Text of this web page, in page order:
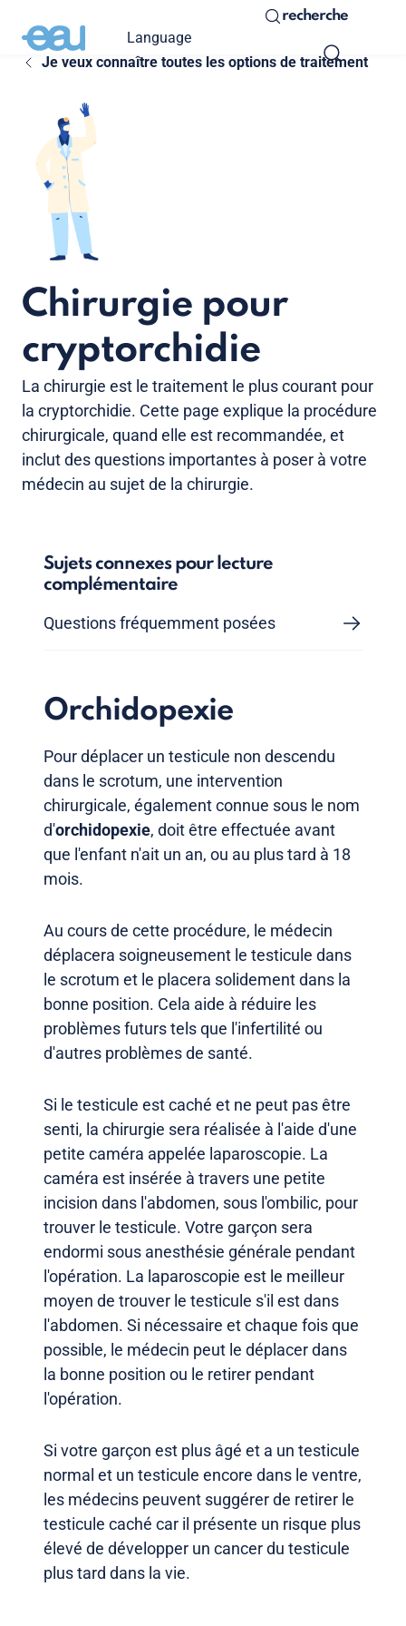
Language
recherche
Je veux connaître toutes les options de traitement
Chirurgie pour
cryptorchidie
La chirurgie est le traitement le plus courant pour
la cryptorchidie. Cette page explique la procédure
chirurgicale, quand elle est recommandée, et
inclut des questions importantes à poser à votre
médecin au sujet de la chirurgie.
Sujets connexes pour lecture
complémentaire
Questions fréquemment posées
Orchidopexie
Pour déplacer un testicule non descendu
dans le scrotum, une intervention
chirurgicale, également connue sous le nom
d'orchidopexie, doit être effectuée avant
que l'enfant n'ait un an, ou au plus tard à 18
mois.
Au cours de cette procédure, le médecin
déplacera soigneusement le testicule dans
le scrotum et le placera solidement dans la
bonne position. Cela aide à réduire les
problèmes futurs tels que l'infertilité ou
d'autres problèmes de santé.
Si le testicule est caché et ne peut pas être
senti, la chirurgie sera réalisée à l'aide d'une
petite caméra appelée laparoscopie. La
caméra est insérée à travers une petite
incision dans l'abdomen, sous l'ombilic, pour
trouver le testicule. Votre garçon sera
endormi sous anesthésie générale pendant
l'opération. La laparoscopie est le meilleur
moyen de trouver le testicule s'il est dans
l'abdomen. Si nécessaire et chaque fois que
possible, le médecin peut le déplacer dans
la bonne position ou le retirer pendant
l'opération.
Si votre garçon est plus âgé et a un testicule
normal et un testicule encore dans le ventre,
les médecins peuvent suggérer de retirer le
testicule caché car il présente un risque plus
élevé de développer un cancer du testicule
plus tard dans la vie.